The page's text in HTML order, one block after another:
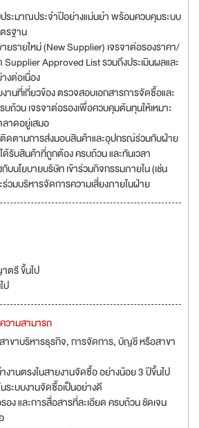
ระมาณประจำปีอย่างแม่นยำ พร้อมควบคุมระบบ
รฐาน
ยรายใหม่ (New Supplier) เจรจาต่อรองราคา/
Supplier Approved List รวมถึงประเมินผลและ
ต่อเนื่อง
านที่เกี่ยวข้อง ตรวจสอบเอกสารการจัดซื้อและ
บถ้วน เจรจาต่อรองเพื่อควบคุมต้นทุนให้เหมาะ
าดอยู่เสมอ
ติดตามการส่งมอบสินค้าและอุปกรณ์ร่วมกับฝ่าย
ด้รับสินค้าที่ถูกต้อง ครบถ้วน และทันเวลา
นโยบายบริษัท เข้าร่วมกิจกรรมภายใน (เช่น
ร่วมบริหารจัดการความเสี่ยงภายในฝ่าย
รี ขึ้นไป
ป
ามสามารถ
ขาบริหารธุรกิจ, การจัดการ, บัญชี หรือสาขา
านตรงในสายงานจัดซื้อ อย่างน้อย 3 ปีขึ้นไป
ระบบงานจัดซื้อเป็นอย่างดี
อง และการสื่อสารที่ละเอียด ครบถ้วน ชัดเจน